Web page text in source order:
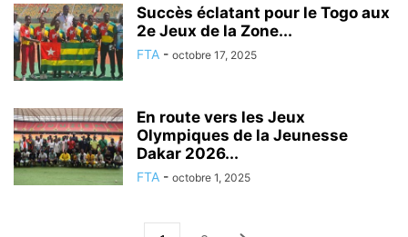
Succès éclatant pour le Togo aux
2e Jeux de la Zone...
FTA - octobre 17, 2025
En route vers les Jeux
Olympiques de la Jeunesse
Dakar 2026...
FTA - octobre 1, 2025